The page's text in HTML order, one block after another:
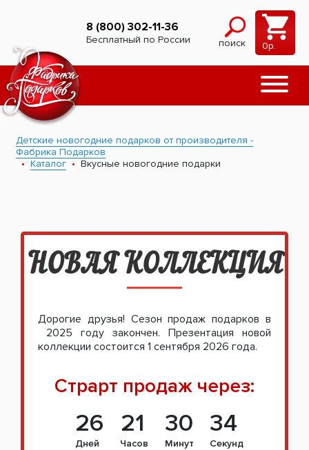
8 (800) 302-11-36
Бесплатный по России поиск 0р.
Детские новогодние подарков от производителя -
Фабрика Подарков
Каталог
Вкусные новогодние подарки
НОВАЯ КОЛЛЕКЦИЯ
Дорогие друзья! Сезон продаж подарков в
2025 году закончен. Презентация новой
коллекции состоится 1 сентября 2026 года.
Страрт продаж через:
26
Дней
21
Часов
30
Минут
33
Секунд